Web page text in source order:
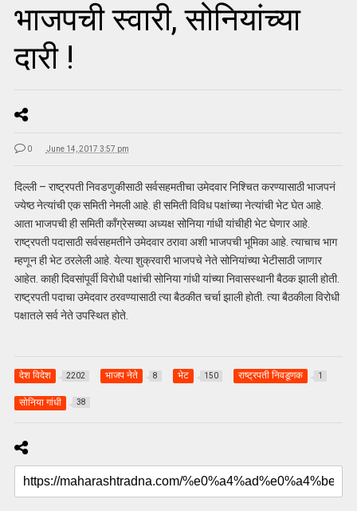
भाजपची स्वारी, सोनियांच्या
दारी !
0 June 14, 2017 3:57 pm
दिल्ली – राष्ट्रपती निवडणुकीसाठी सर्वसहमतीचा उमेदवार निश्चित करण्यासाठी भाजपनं
ज्येष्ठ नेत्यांची एक समिती नेमली आहे. ही समिती विविध पक्षांच्या नेत्यांची भेट घेत आहे.
आता भाजपची ही समिती काँग्रेसच्या अध्यक्ष सोनिया गांधी यांचीही भेट घेणार आहे.
राष्ट्रपती पदासाठी सर्वसहमतीने उमेदवार ठरावा अशी भाजपची भूमिका आहे. त्याचाच भाग
म्हणून ही भेट ठरलेली आहे. येत्या शुक्रवारी भाजपचे नेते सोनियांच्या भेटीसाठी जाणार
आहेत. काही दिवसांपूर्वी विरोधी पक्षांची सोनिया गांधी यांच्या निवासस्थानी बैठक झाली होती.
राष्ट्रपती पदाचा उमेदवार ठरवण्यासाठी त्या बैठकीत चर्चा झाली होती. त्या बैठकीला विरोधी
पक्षातले सर्व नेते उपस्थित होते.
देश विदेश 2202 भाजप नेते 8 भेट 150 राष्ट्रपती निवडूणक 1
सोनिया गांधी 38